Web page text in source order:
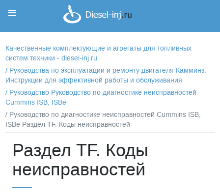
Качественные комплектующие и агрегаты для топливных
систем техники - diesel-inj.ru
/ Руководства по эксплуатации и ремонту двигателя Камминз:
Инструкции для эффективной работы и обслуживания
/ Руководство Руководство по диагностике неисправностей
Cummins ISB, ISBe
/ Руководство по диагностике неисправностей Cummins ISB,
ISBe Раздел TF. Коды неисправностей
Раздел TF. Коды
неисправностей